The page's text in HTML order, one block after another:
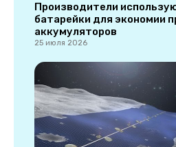
Производители
батарейки для экономии
аккумуляторов
25 июля 2026